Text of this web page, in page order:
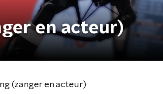
en acteur)
(zanger en acteur)